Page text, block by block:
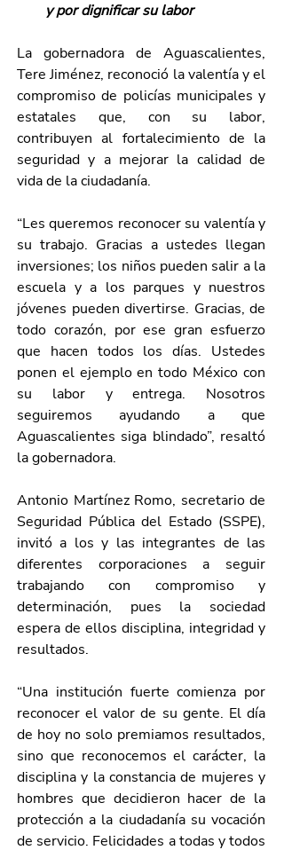
y por dignificar su labor
La gobernadora de Aguascalientes,
Tere Jiménez, reconoció la valentía y el
compromiso de policías municipales y
estatales que, con su labor,
contribuyen al fortalecimiento de la
seguridad y a mejorar la calidad de
vida de la ciudadanía.
“Les queremos reconocer su valentía y
su trabajo. Gracias a ustedes llegan
inversiones; los niños pueden salir a la
escuela y a los parques y nuestros
jóvenes pueden divertirse. Gracias, de
todo corazón, por ese gran esfuerzo
que hacen todos los días. Ustedes
ponen el ejemplo en todo México con
su labor y entrega. Nosotros
seguiremos ayudando a que
Aguascalientes siga blindado”, resaltó
la gobernadora.
Antonio Martínez Romo, secretario de
Seguridad Pública del Estado (SSPE),
invitó a los y las integrantes de las
diferentes corporaciones a seguir
trabajando con compromiso y
determinación, pues la sociedad
espera de ellos disciplina, integridad y
resultados.
“Una institución fuerte comienza por
reconocer el valor de su gente. El día
de hoy no solo premiamos resultados,
sino que reconocemos el carácter, la
disciplina y la constancia de mujeres y
hombres que decidieron hacer de la
protección a la ciudadanía su vocación
de servicio. Felicidades a todas y todos